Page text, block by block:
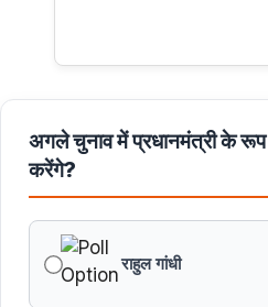
अगले चुनाव में प्रधानमंत्री के
करेंगे?
राहुल गांधी